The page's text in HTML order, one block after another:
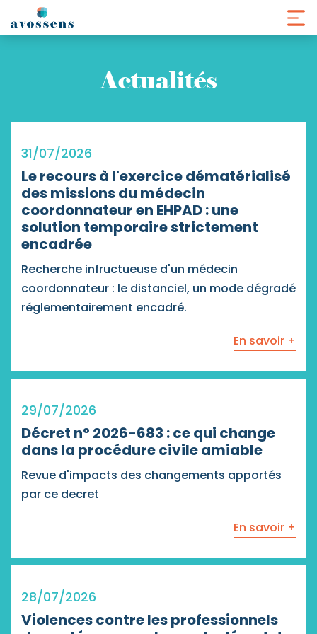
Panneau de gestion des cookies
Actualités
31/07/2026
Le recours à l'exercice dématérialisé
des missions du médecin
coordonnateur en EHPAD : une
solution temporaire strictement
encadrée
Recherche infructueuse d'un médecin
coordonnateur : le distanciel, un mode dégradé
réglementairement encadré.
En savoir +
29/07/2026
Décret n° 2026-683 : ce qui change
dans la procédure civile amiable
Revue d'impacts des changements apportés
par ce decret
En savoir +
28/07/2026
Violences contre les professionnels